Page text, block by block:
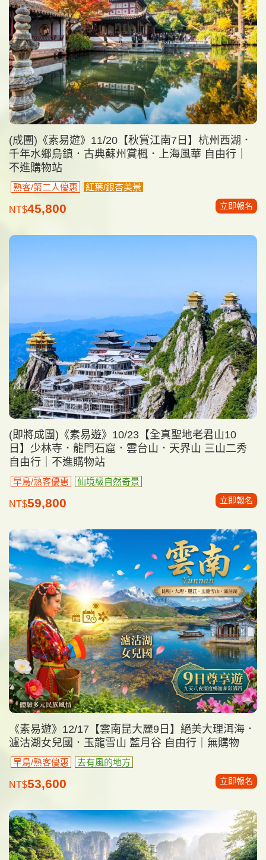
(成團)《素易遊》11/20【秋賞江南7日】杭州西湖．
千年水鄉烏鎮．古典蘇州賞楓．上海風華 自由行｜
不進購物站
熟客/第二人優惠 紅葉/銀杏美景
NT$45,800 立即報名
(即將成團)《素易遊》10/23【全真聖地老君山10
日】少林寺．龍門石窟．雲台山．天界山 三山二秀
自由行｜不進購物站
早鳥/熟客優惠 仙境級自然奇景
NT$59,800 立即報名
《素易遊》12/17【雲南昆大麗9日】絕美大理洱海．
瀘沽湖女兒國．玉龍雪山 藍月谷 自由行｜無購物
早鳥/熟客優惠 去有風的地方
NT$53,600 立即報名